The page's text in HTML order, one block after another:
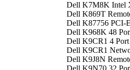
Dell K7M8K Intel
Dell K869T
Dell K87756 PCI-
Dell K968K 48
Dell K9CR1 4
Dell K9CR1
Dell K9J8N
Dell K9N70 32